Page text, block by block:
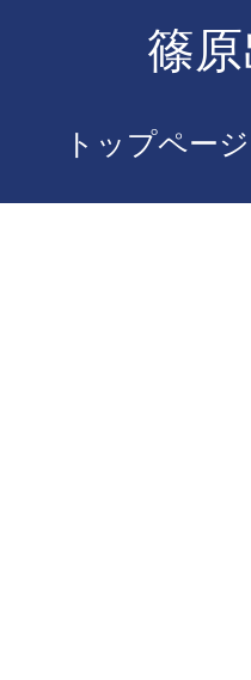
篠
トップページ